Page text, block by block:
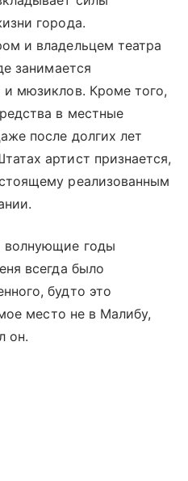
города.
и владельцем театра
занимается
и мюзиклов. Кроме того,
в местные
после долгих лет
артист признается,
реализованным
волнующие годы
всегда было
будто это
место не в Малибу,
он.